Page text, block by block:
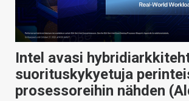
Intel avasi
suorituskykyetuja
prosessoreihin nähden